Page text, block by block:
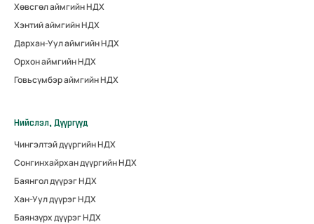
Хөвсгөл аймгийн НДХ
Хэнтий аймгийн НДХ
Дархан-Уул аймгийн НДХ
Орхон аймгийн НДХ
Говьсүмбэр аймгийн НДХ
Нийслэл, Дүүргүүд
Чингэлтэй дүүргийн НДХ
Сонгинхайрхан дүүргийн НДХ
Баянгол дүүрэг НДХ
Хан-Уул дүүрэг НДХ
Баянзүрх дүүрэг НДХ